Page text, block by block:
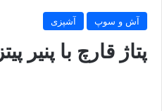
آش و سوپ آشپزی
پتاژ قارچ با پنیر پیتزا